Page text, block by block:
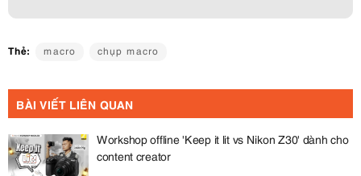
Thẻ: macro chụp macro
BÀI VIẾT LIÊN QUAN
Workshop offline 'Keep it lit vs Nikon Z30' dành cho
content creator